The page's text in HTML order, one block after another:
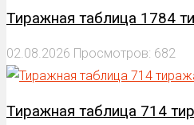
Тиражная таблица 1784
02.08.2026 Просмотров: 682
Тиражная таблица 714